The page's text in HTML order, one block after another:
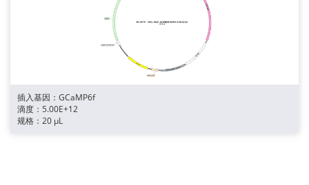
插入基因：GCaMP6f
滴度：5.00E+12
规格：20 μL